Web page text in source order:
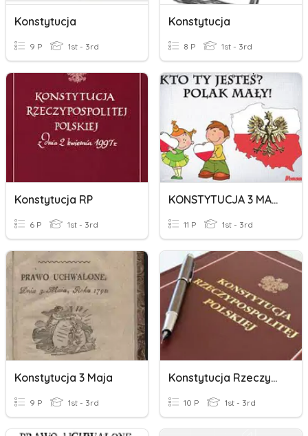
Konstytucja
9 P 1st - 3rd
Konstytucja
8 P 1st - 3rd
Konstytucja RP
6 P 1st - 3rd
KONSTYTUCJA 3 MAJA
11 P 1st - 3rd
Konstytucja 3 Maja
9 P 1st - 3rd
Konstytucja Rzeczypospolitej Polskiej - Test Wiedzy
10 P 1st - 3rd